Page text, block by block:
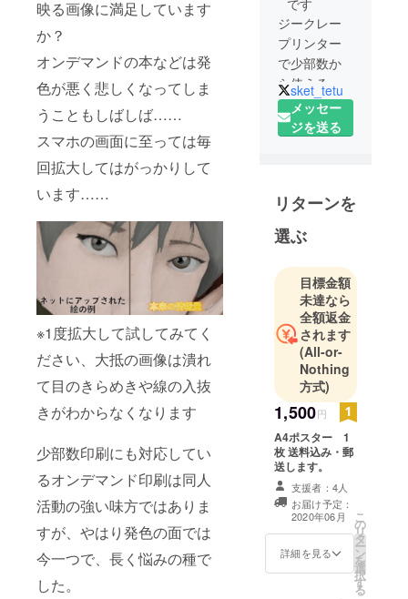
映る画像に満足しています
か？
オンデマンドの本などは発
色が悪く悲しくなってしま
うこともしばしば……
スマホの画面に至っては毎
回拡大してはがっかりして
います……
※1度拡大して試してみてく
ださい、大抵の画像は潰れ
て目のきらめきや線の入抜
きがわからなくなります
少部数印刷にも対応してい
るオンデマンド印刷は同人
活動の強い味方ではありま
すが、やはり発色の面では
今一つで、長く悩みの種で
した。
です
ジークレー
プリンター
で少部数か
ら使える高
画質なオン
デマンド印
チュア、
アート、同
人活動の印
刷レベルを
向上させる
ことを目標
に活動して
います。
sket_tetu
メッセー
ジを送る
リターンを
選ぶ
目標金額
未達なら
全額返金
されます
(All-or-
Nothing
方式)
1,500円
A4ポスター 1
枚 送料込み・郵
送します。
支援者：4人
お届け予定：
2020年06月
詳細を見る
こ
の
リ
タ
ー
ン
を
選
択
す
る